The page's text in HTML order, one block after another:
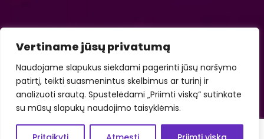
Vertiname jūsų privatumą
Naudojame slapukus siekdami pagerinti jūsų naršymo
patirtį, teikti suasmenintus skelbimus ar turinį ir
analizuoti srautą. Spustelėdami „Priimti viską“ sutinkate
su mūsų slapukų naudojimo taisyklėmis.
EL. PAŠTAS
info@hocus.lt
TELEFONAS
+370 602 22000